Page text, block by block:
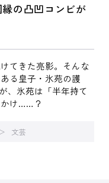
の凸凹コンビが
てきた亮影。そんな
る皇子・氷苑の護
氷苑は「半年持て
かけ……？
文芸